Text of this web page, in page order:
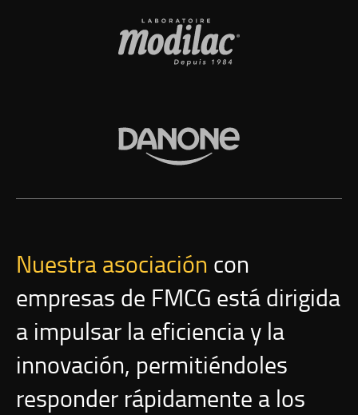
Nuestra asociación con
empresas de FMCG está dirigida
a impulsar la eficiencia y la
innovación, permitiéndoles
responder rápidamente a los